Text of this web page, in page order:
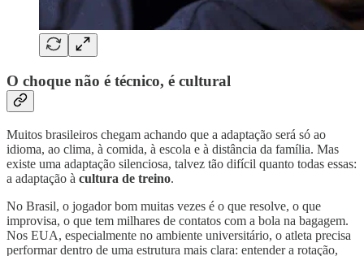
O choque não é técnico, é cultural
Muitos brasileiros chegam achando que a adaptação será só ao
idioma, ao clima, à comida, à escola e à distância da família. Mas
existe uma adaptação silenciosa, talvez tão difícil quanto todas essas:
a adaptação à cultura de treino.
No Brasil, o jogador bom muitas vezes é o que resolve, o que
improvisa, o que tem milhares de contatos com a bola na bagagem.
Nos EUA, especialmente no ambiente universitário, o atleta precisa
performar dentro de uma estrutura mais clara: entender a rotação,